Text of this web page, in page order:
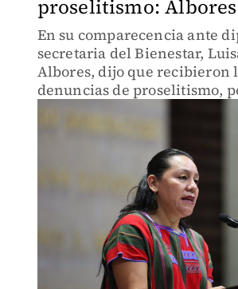
proselitismo: Albores
En su comparecencia ante
secretaria del Bienestar,
Albores, dijo que recibieron
denuncias de proselitismo,
investigaciones.